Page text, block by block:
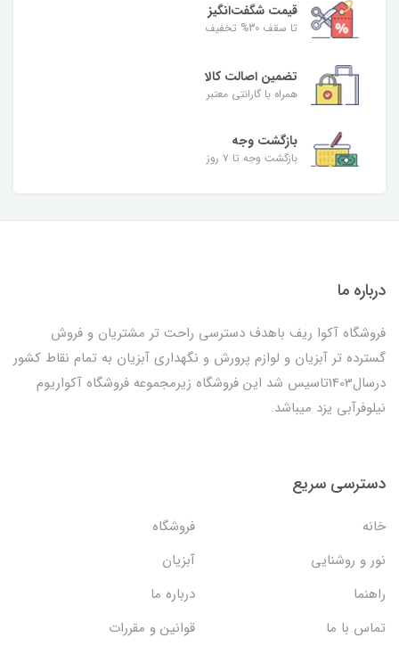
قیمت شگفت‌انگیز
تا سقف 30% تخفیف
تضمین اصالت کالا
همراه با گارانتی معتبر
بازگشت وجه
بازگشت وجه تا ۷ روز
درباره ما
فروشگاه آکوا ریف باهدف دسترسی راحت تر مشتریان و فروش
گسترده تر آبزیان و لوازم پرورش و نگهداری آبزیان به تمام نقاط کشور
درسال1403تاسیس شد این فروشگاه زیرمجموعه فروشگاه آکواریوم
نیلوفرآبی یزد میباشد.
دسترسی سریع
خانه
فروشگاه
نور و روشنایی
آبزیان
راهنما
درباره ما
تماس با ما
قوانین و مقررات